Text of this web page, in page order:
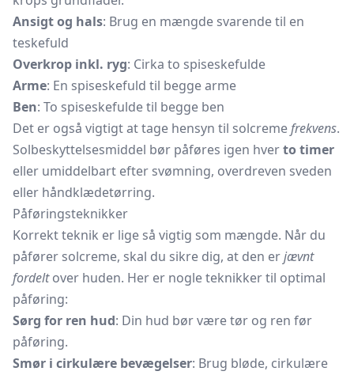
Ansigt og hals: Brug en mængde svarende til en
teskefuld
Overkrop inkl. ryg: Cirka to spiseskefulde
Arme: En spiseskefuld til begge arme
Ben: To spiseskefulde til begge ben
Det er også vigtigt at tage hensyn til solcremefrekvens.
Solbeskyttelsesmiddel bør påføres igen hverto timer
eller umiddelbart efter svømning, overdreven sveden
eller håndklædetørring.
Påføringsteknikker
Korrekt teknik er lige så vigtig som mængde. Når du
påfører solcreme, skal du sikre dig, at den erjævnt
fordeltover huden. Her er nogle teknikker til optimal
påføring:
Sørg for ren hud: Din hud bør være tør og ren før
påføring.
Smør i cirkulære bevægelser: Brug bløde, cirkulære